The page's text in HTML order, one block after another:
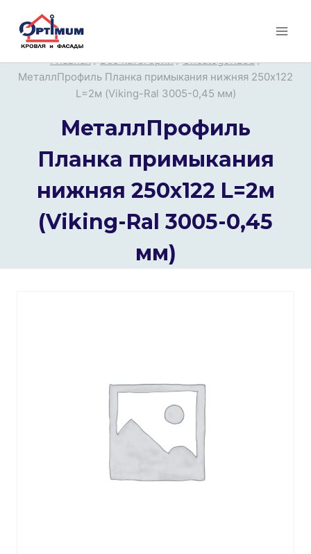
Перейти
Главная / Все категории / Uncategorized /
МеталлПрофиль Планка примыкания нижняя 250х122
L=2м (Viking-Ral 3005-0,45 мм)
МеталлПрофиль
Планка примыкания
нижняя 250х122 L=2м
(Viking-Ral 3005-0,45
мм)